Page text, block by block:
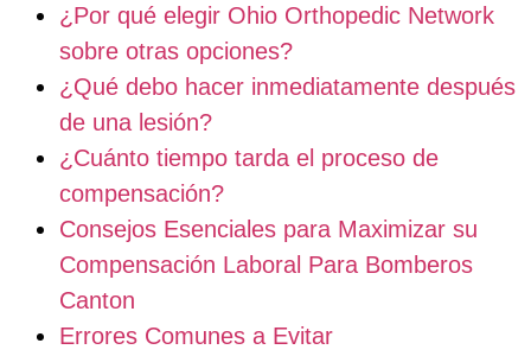
¿Por qué elegir Ohio Orthopedic Network
sobre otras opciones?
¿Qué debo hacer inmediatamente después
de una lesión?
¿Cuánto tiempo tarda el proceso de
compensación?
Consejos Esenciales para Maximizar su
Compensación Laboral Para Bomberos
Canton
Errores Comunes a Evitar